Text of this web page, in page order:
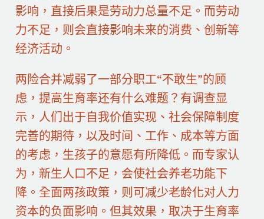
影响，直接后果是劳动力总量不足。而劳动
力不足，则会直接影响未来的消费、创新等
经济活动。
两险合并减弱了一部分职工“不敢生”的顾
虑，提高生育率还有什么难题？有调查显
示，人们出于自我价值实现、社会保障制度
完善的期待，以及时间、工作、成本等方面
的考虑，生孩子的意愿有所降低。而专家认
为，新生人口不足，会使社会养老功能下
降。全面两孩政策，则可减少老龄化对人力
资本的负面影响。但其效果，取决于生育率